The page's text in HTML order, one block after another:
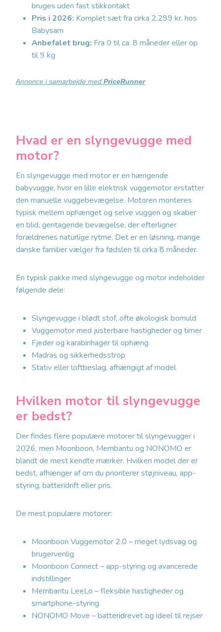
bruges uden fast stikkontakt
Pris i 2026: Komplet sæt fra cirka 2.299 kr. hos
Babysam
Anbefalet brug: Fra 0 til ca. 8 måneder eller op
til 9 kg
Annonce i samarbejde med PriceRunner
Hvad er en slyngevugge med
motor?
En slyngevugge med motor er en hængende
babyvugge, hvor en lille elektrisk vuggemotor erstatter
den manuelle vuggebevægelse. Motoren monteres
typisk mellem ophænget og selve vuggen og skaber
en blid, gentagende bevægelse, der efterligner
forældrenes naturlige rytme. Det er en løsning, mange
danske familier vælger fra fødslen til cirka 8 måneder.
En typisk pakke med slyngevugge og motor indeholder
følgende dele:
Slyngevugge i blødt stof, ofte økologisk bomuld
Vuggemotor med justerbare hastigheder og timer
Fjeder og karabinhager til ophæng
Madras og sikkerhedsstrop
Stativ eller loftbeslag, afhængigt af model
Hvilken motor til slyngevugge
er bedst?
Der findes flere populære motorer til slyngevugger i
2026, men Moonboon, Membantu og NONOMO er
blandt de mest kendte mærker. Hvilken model der er
bedst, afhænger af om du prioriterer støjniveau, app-
styring, batteridrift eller pris.
De mest populære motorer:
Moonboon Vuggemotor 2.0 – meget lydsvag og
brugervenlig
Moonboon Connect – app-styring og avancerede
indstillinger
Membantu LeeLo – fleksible hastigheder og
smartphone-styring
NONOMO Move – batteridrevet og ideel til rejser